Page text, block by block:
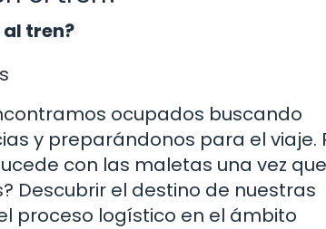
al tren?
ocupados buscando
y preparándonos para el viaje.
con las maletas una vez
Descubrir el destino de nuestras
proceso logístico en el ámbito